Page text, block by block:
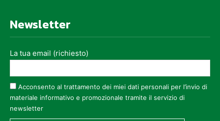
Newsletter
La tua email (richiesto)
Acconsento al trattamento dei miei dati personali per l’invio di
materiale informativo e promozionale tramite il servizio di
newsletter